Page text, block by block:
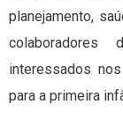
planejamento,
interessados
para a primeira